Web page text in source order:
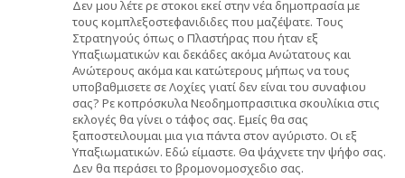
Δεν μου λέτε ρε στοκοι εκεί στην νέα δημοπρασία με
τους κομπλεξοστεφανιδιδες που μαζέψατε. Τους
Στρατηγούς όπως ο Πλαστήρας που ήταν εξ
Υπαξιωματικών και δεκάδες ακόμα Ανώτατους και
Ανώτερους ακόμα και κατώτερους μήπως να τους
υποβαθμισετε σε Λοχίες γιατί δεν είναι του συναφιου
σας? Ρε κοπρόσκυλα Νεοδημοπρασιτικα σκουλίκια στις
εκλογές θα γίνει ο τάφος σας. Εμείς θα σας
ξαποστειλουμαι μια για πάντα στον αγύριστο. Οι εξ
Υπαξιωματικών. Εδώ είμαστε. Θα ψάχνετε την ψήφο σας.
Δεν θα περάσει το βρομονομοσχεδιο σας.